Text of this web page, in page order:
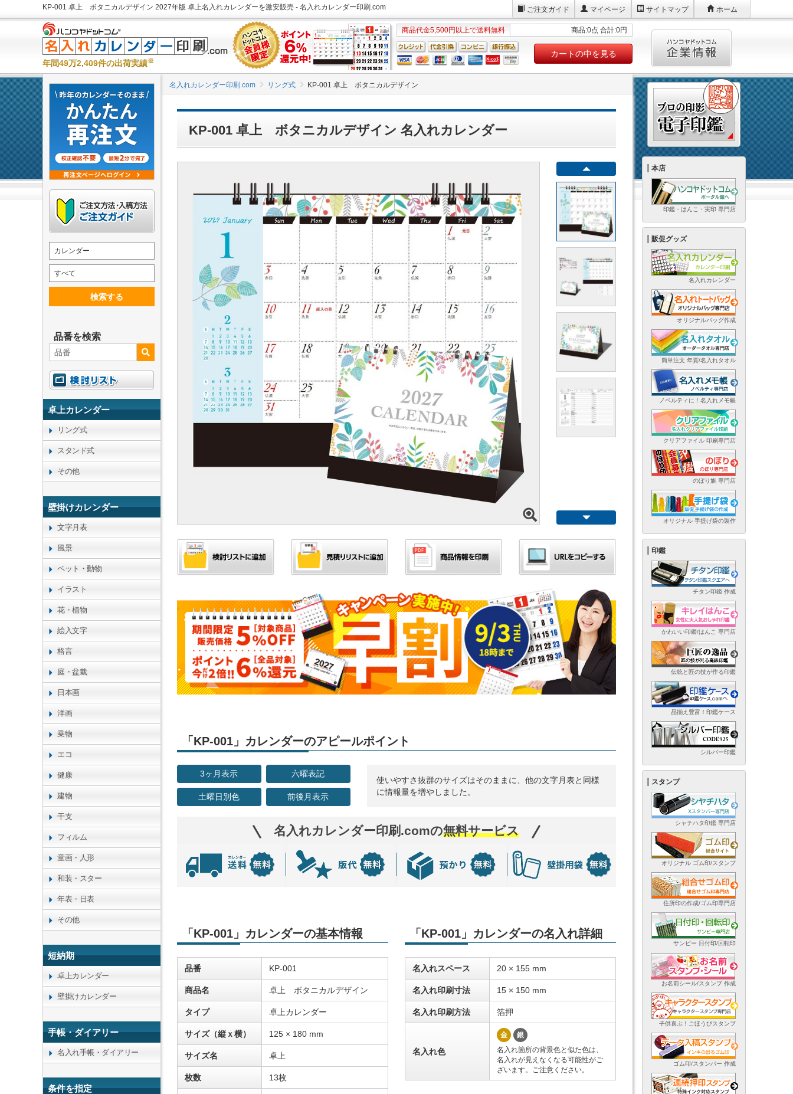
KP-001 卓上 ボタニカルデザイン 2027年版 卓上名入れカレンダーを激安販売 - 名入れカレンダー印刷.com ご注文ガイド マイページ サイトマップ ホーム
年間49万2,409件の出荷実績※
商品代金5,500円以上で送料無料 商品:0点 合計:0円
カートの中を見る
名入れカレンダー印刷.com リング式 KP-001 卓上 ボタニカルデザイン
KP-001 卓上 ボタニカルデザイン 名入れカレンダー
「KP-001」カレンダーのアピールポイント
3ヶ月表示 六曜表記
土曜日別色 前後月表示
使いやすさ抜群のサイズはそのままに、他の文字月表と同様
に情報量を増やしました。
名入れカレンダー印刷.comの無料サービス
「KP-001」カレンダーの基本情報
品番 KP-001
商品名 卓上 ボタニカルデザイン
タイプ 卓上カレンダー
サイズ（縦ｘ横） 125 × 180 mm
サイズ名 卓上
枚数 13枚
「KP-001」カレンダーの名入れ詳細
名入れスペース 20 × 155 mm
名入れ印刷寸法 15 × 150 mm
名入れ印刷方法 箔押
名入れ色
金
銀
名入れ箇所の背景色と似た色は、
名入れが見えなくなる可能性がご
ざいます。ご注意ください。
カレンダー
すべて
検索する
品番を検索
卓上カレンダー
リング式
スタンド式
その他
壁掛けカレンダー
文字月表
風景
ペット・動物
イラスト
花・植物
絵入文字
格言
庭・盆栽
日本画
洋画
乗物
エコ
健康
建物
干支
フィルム
童画・人形
和装・スター
年表・日表
その他
短納期
卓上カレンダー
壁掛けカレンダー
手帳・ダイアリー
名入れ手帳・ダイアリー
条件を指定
本店
印鑑・はんこ・実印 専門店
販促グッズ
名入れカレンダー
オリジナルバッグ作成
簡単注文 年賀/名入れタオル
ノベルティに！名入れメモ帳
クリアファイル 印刷専門店
のぼり旗 専門店
オリジナル 手提げ袋の製作
印鑑
チタン印鑑 作成
かわいい印鑑/はんこ 専門店
伝統と匠の技が作る印鑑
品揃え豊富！印鑑ケース
シルバー印鑑
スタンプ
シャチハタ印鑑 専門店
オリジナル ゴム印/スタンプ
住所印の作成/ゴム印専門店
サンビー 日付印/回転印
お名前シール/スタンプ 作成
子供喜ぶ！ごほうびスタンプ
ゴム印/スタンパー 作成